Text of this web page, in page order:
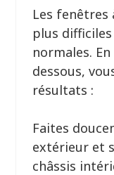
Les
plus
normales.
dessous,
résultats :
Faites
extérieur et
châssis